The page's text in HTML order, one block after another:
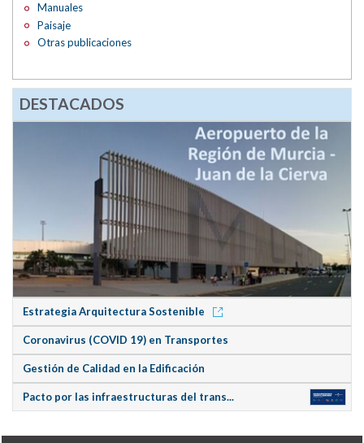
Manuales
Paisaje
Otras publicaciones
DESTACADOS
Estrategia Arquitectura Sostenible
Coronavirus (COVID 19) en Transportes
Gestión de Calidad en la Edificación
Pacto por las infraestructuras del trans...